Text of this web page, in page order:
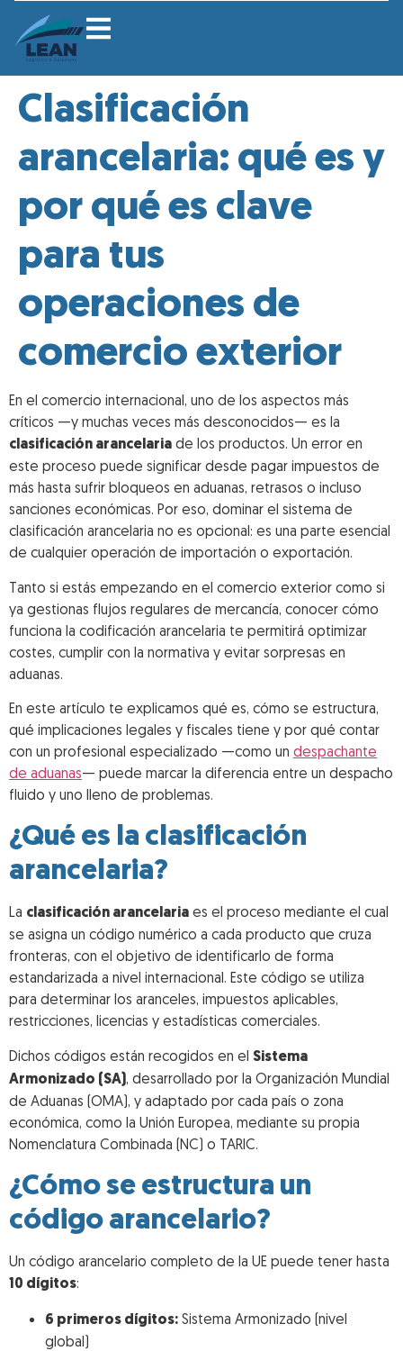
Clasificación
arancelaria: qué es y
por qué es clave
para tus
operaciones de
comercio exterior
En el comercio internacional, uno de los aspectos más
críticos —y muchas veces más desconocidos— es la
clasificación arancelaria de los productos. Un error en
este proceso puede significar desde pagar impuestos de
más hasta sufrir bloqueos en aduanas, retrasos o incluso
sanciones económicas. Por eso, dominar el sistema de
clasificación arancelaria no es opcional: es una parte esencial
de cualquier operación de importación o exportación.
Tanto si estás empezando en el comercio exterior como si
ya gestionas flujos regulares de mercancía, conocer cómo
funciona la codificación arancelaria te permitirá optimizar
costes, cumplir con la normativa y evitar sorpresas en
aduanas.
En este artículo te explicamos qué es, cómo se estructura,
qué implicaciones legales y fiscales tiene y por qué contar
con un profesional especializado —como un despachante
de aduanas— puede marcar la diferencia entre un despacho
fluido y uno lleno de problemas.
¿Qué es la clasificación
arancelaria?
La clasificación arancelaria es el proceso mediante el cual
se asigna un código numérico a cada producto que cruza
fronteras, con el objetivo de identificarlo de forma
estandarizada a nivel internacional. Este código se utiliza
para determinar los aranceles, impuestos aplicables,
restricciones, licencias y estadísticas comerciales.
Dichos códigos están recogidos en el Sistema
Armonizado (SA), desarrollado por la Organización Mundial
de Aduanas (OMA), y adaptado por cada país o zona
económica, como la Unión Europea, mediante su propia
Nomenclatura Combinada (NC) o TARIC.
¿Cómo se estructura un
código arancelario?
Un código arancelario completo de la UE puede tener hasta
10 dígitos:
6 primeros dígitos: Sistema Armonizado (nivel
global)